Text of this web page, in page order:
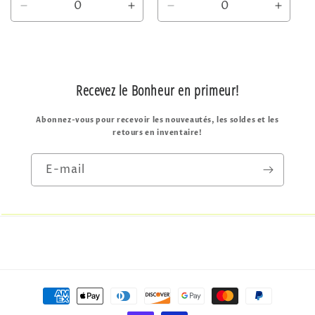
la
Augmenter
la
Title
la
Title
la
Recevez le Bonheur en primeur!
Abonnez-vous pour recevoir les nouveautés, les soldes et les
retours en inventaire!
E-mail
Moyens